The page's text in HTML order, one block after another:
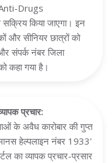
Drugs
किया जाएगा। इन
और सीनियर छात्रों को
संपर्क नंबर जिला
कहा गया है।
प्रचार:
के अवैध कारोबार की गुप्त
हेल्पलाइन नंबर 1933'
का व्यापक प्रचार-प्रसार